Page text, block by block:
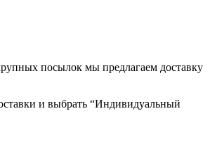
посылок мы предлагаем доставку
и выбрать “Индивидуальный